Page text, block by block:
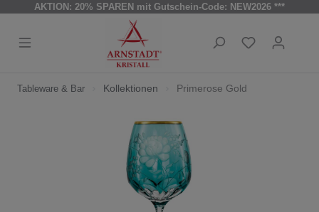
AKTION: 20% SPAREN mit Gutschein-Code: NEW2026 ***
Tableware & Bar Kollektionen Primerose Gold